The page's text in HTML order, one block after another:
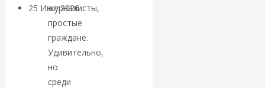
25 Июл 2026Геополитика
Валентин
КАтасонов.
журналисты,
простые
граждане.
Удивительно,
но
среди